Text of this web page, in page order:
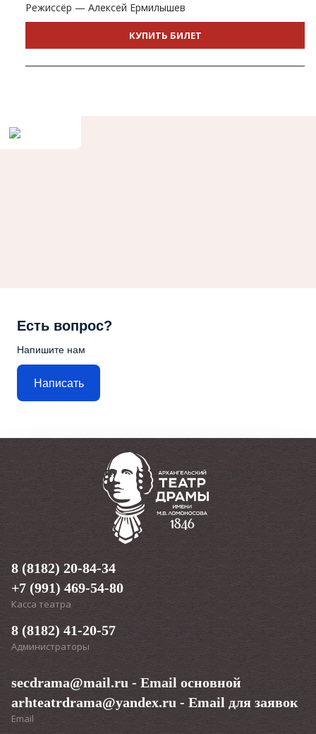
Режиссёр — Алексей Ермилышев
КУПИТЬ БИЛЕТ
Есть вопрос?
Напишите нам
Написать
8 (8182) 20-84-34
+7 (991) 469-54-80
Касса театра
8 (8182) 41-20-57
Администраторы
secdrama@mail.ru - Email основной
arhteatrdrama@yandex.ru - Email для заявок
Email